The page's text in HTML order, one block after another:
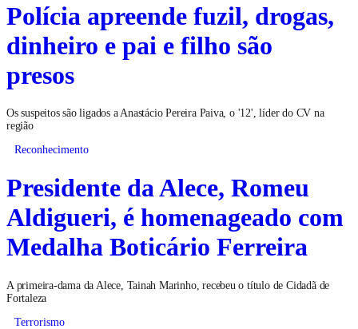
Polícia apreende fuzil, drogas,
dinheiro e pai e filho são
presos
Os suspeitos são ligados a Anastácio Pereira Paiva, o '12', líder do CV na
região
Reconhecimento
Presidente da Alece, Romeu
Aldigueri, é homenageado com
Medalha Boticário Ferreira
A primeira-dama da Alece, Tainah Marinho, recebeu o título de Cidadã de
Fortaleza
Terrorismo